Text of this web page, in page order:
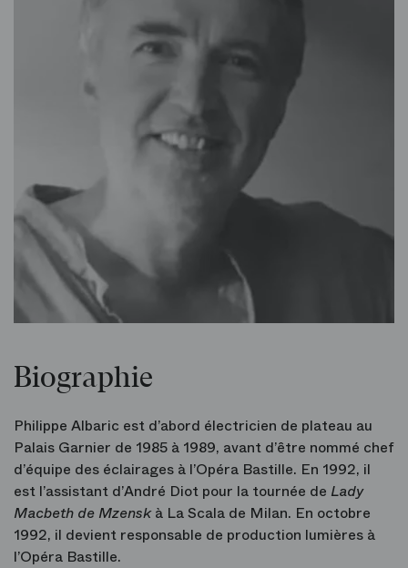
Biographie
Philippe Albaric est d’abord électricien de plateau au
Palais Garnier de 1985 à 1989, avant d’être nommé chef
d’équipe des éclairages à l’Opéra Bastille. En 1992, il
est l’assistant d’André Diot pour la tournée de Lady
Macbeth de Mzenskà La Scala de Milan. En octobre
1992, il devient responsable de production lumières à
l’Opéra Bastille.